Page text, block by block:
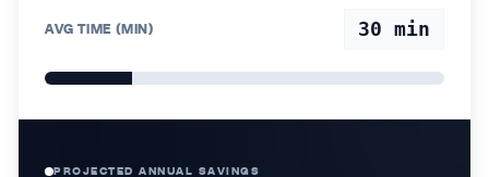
AVG TIME (MIN) 30 min
PROJECTED ANNUAL SAVINGS